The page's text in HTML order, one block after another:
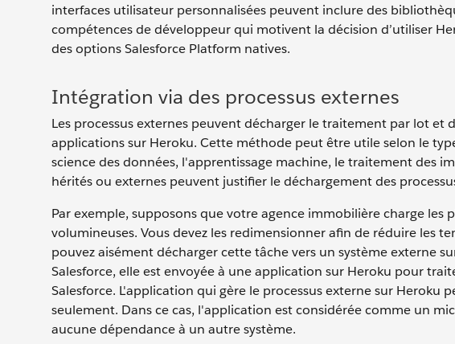
interfaces utilisateur personnalisées peuvent inclure des
compétences de développeur qui motivent la décision d’utiliser
des options Salesforce Platform natives.
Intégration via des processus externes
Les processus externes peuvent décharger le traitement par lot et
applications sur Heroku. Cette méthode peut être utile selon le
science des données, l'apprentissage machine, le traitement des
hérités ou externes peuvent justifier le déchargement des
Par exemple, supposons que votre agence immobilière charge
volumineuses. Vous devez les redimensionner afin de réduire les
pouvez aisément décharger cette tâche vers un système externe
Salesforce, elle est envoyée à une application sur Heroku pour
Salesforce. L'application qui gère le processus externe sur Heroku
seulement. Dans ce cas, l'application est considérée comme un
aucune dépendance à un autre système.